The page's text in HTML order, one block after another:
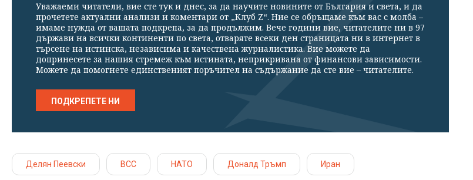
Уважаеми читатели, вие сте тук и днес, за да научите новините от България и света, и да
прочетете актуални анализи и коментари от „Клуб Z“. Ние се обръщаме към вас с молба –
имаме нужда от вашата подкрепа, за да продължим. Вече години вие, читателите ни в 97
държави на всички континенти по света, отваряте всеки ден страницата ни в интернет в
търсене на истинска, независима и качествена журналистика. Вие можете да
допринесете за нашия стремеж към истината, неприкривана от финансови зависимости.
Можете да помогнете единственият поръчител на съдържание да сте вие – читателите.
ПОДКРЕПЕТЕ НИ
Делян Пеевски ВСС НАТО Доналд Тръмп Иран